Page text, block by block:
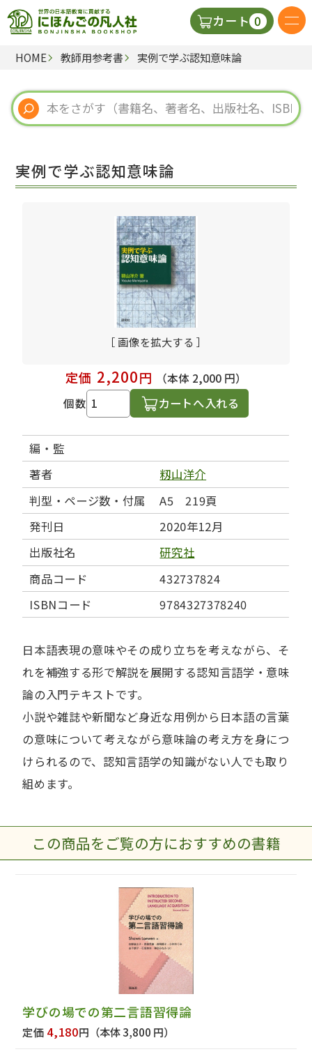
カート 0
日本語の教科書
視聴覚・補助教材
教師用参考書
HOME 教師用参考書 実例で学ぶ認知意味論
実例で学ぶ認知意味論
［ 画像を拡大する ］
定価 2,200円
（本体 2,000 円）
個数
カートへ入れる
編・監
著者
籾山洋介
判型・ページ数・付属
A5 219頁
発刊日
2020年12月
出版社名
研究社
商品コード
432737824
ISBNコード
9784327378240
日本語表現の意味やその成り立ちを考えながら、そ
れを補強する形で解説を展開する認知言語学・意味
論の入門テキストです。
小説や雑誌や新聞など身近な用例から日本語の言葉
の意味について考えながら意味論の考え方を身につ
けられるので、認知言語学の知識がない人でも取り
組めます。
この商品をご覧の方におすすめの書籍
学びの場での第二言語習得論
定価 4,180円 （本体 3,800 円）